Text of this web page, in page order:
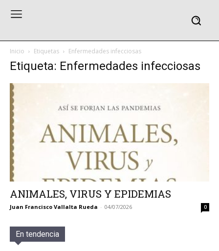
Inicio Etiquetas Enfermedades infecciosas
Etiqueta: Enfermedades infecciosas
ANIMALES, VIRUS Y EPIDEMIAS
Juan Francisco Vallalta Rueda - 04/07/2026 0
En tendencia